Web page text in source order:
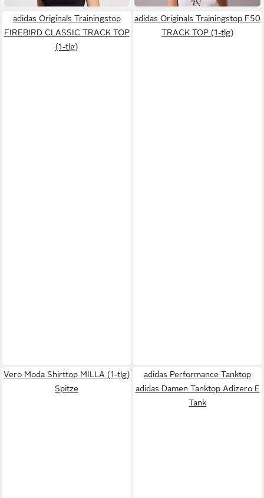
adidas Originals Trainingstop
FIREBIRD CLASSIC TRACK TOP
(1-tlg)
adidas Originals Trainingstop F50
TRACK TOP (1-tlg)
Vero Moda Shirttop MILLA (1-tlg)
Spitze
adidas Performance Tanktop
adidas Damen Tanktop Adizero E
Tank